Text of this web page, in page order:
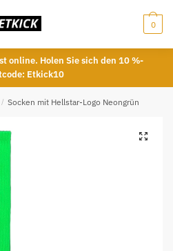
0
online. Holen Sie sich den 10 %-
Etkick10
/ Socken mit Hellstar-Logo Neongrün